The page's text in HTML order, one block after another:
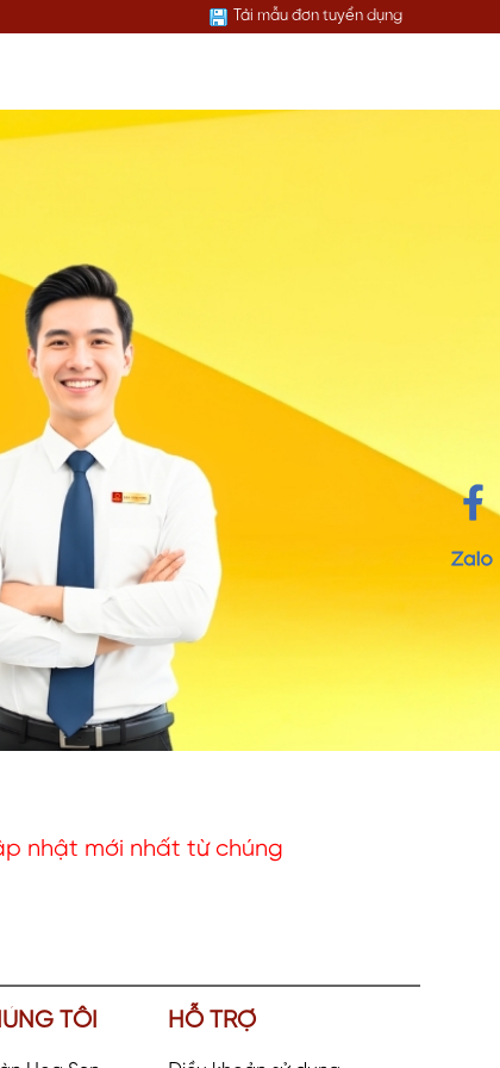
Tải mẫu đơn tuyển dụng
nhật mới nhất từ chúng
TÔI HỖ TRỢ